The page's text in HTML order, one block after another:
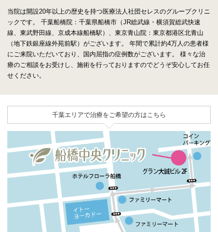
当院は開設20年以上の歴史を持つ医療法人社団セレスのグループクリニ
ックです。
千葉船橋院：千葉県船橋市（JR総武線・横須賀総武快速
線、東武野田線、京成本線船橋駅）、東京青山院：東京都港区北青山
（地下鉄銀座線外苑前駅）がございます。
年間で累計約4万人の患者様
にご来院いただいており、国内屈指の症例数がございます。
様々な治
療のご相談をお受けし、施術を行っておりますのでどうぞ安心してお任
せください。
千葉エリアで治療をご希望の方はこちら